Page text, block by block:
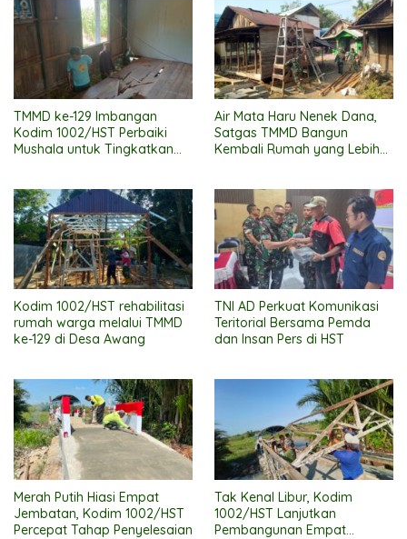
TMMD ke-129 Imbangan
Kodim 1002/HST Perbaiki
Mushala untuk Tingkatkan
Air Mata Haru Nenek Dana,
Satgas TMMD Bangun
Kembali Rumah yang Lebih
Kodim 1002/HST rehabilitasi
rumah warga melalui TMMD
ke-129 di Desa Awang
TNI AD Perkuat Komunikasi
Teritorial Bersama Pemda
dan Insan Pers di HST
Merah Putih Hiasi Empat
Jembatan, Kodim 1002/HST
Percepat Tahap Penyelesaian
Tak Kenal Libur, Kodim
1002/HST Lanjutkan
Pembangunan Empat